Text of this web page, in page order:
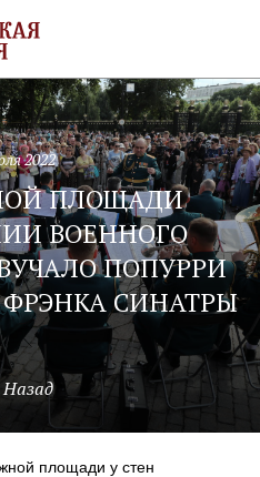
2022
ПЛОЩАДИ
ВОЕННОГО
ПОПУРРИ
СИНАТРЫ
Назад
площади у стен